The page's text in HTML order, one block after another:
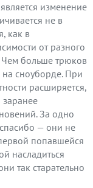
изменение
не в
как в
от разного
Чем больше трюков
на сноуборде. При
расширяется,
За одно
спасибо — они не
попавшейся
насладиться
так старательно